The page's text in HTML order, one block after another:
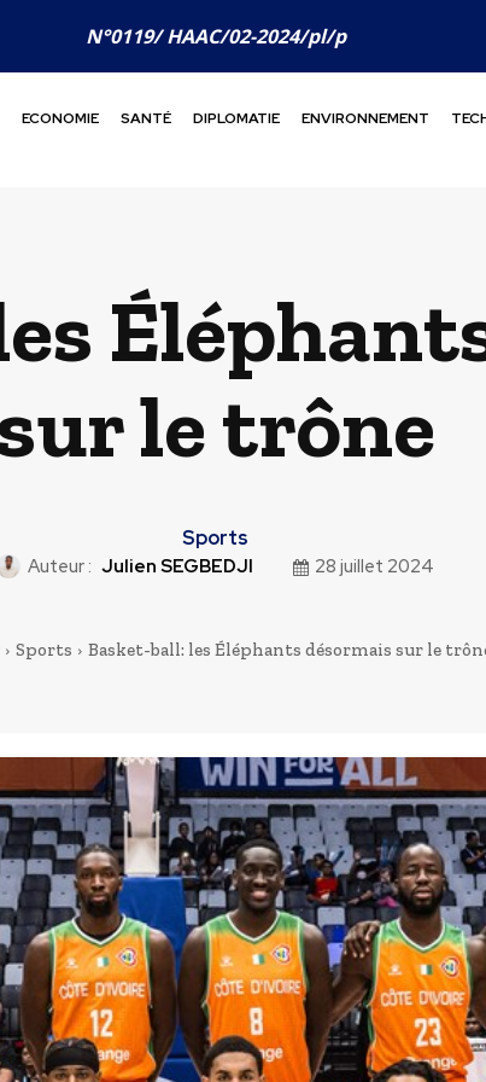
N°0119/ HAAC/02-2024/pl/p
ECONOMIE SANTÉ DIPLOMATIE ENVIRONNEMENT
le trône
Sports
Auteur : Julien SEGBEDJI 28 juillet 2024
Sports Basket-ball: les Éléphants désormais sur le